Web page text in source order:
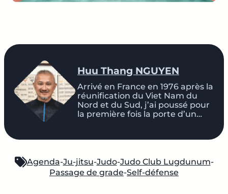
Huu Thang NGUYEN
Arrivé en France en 1976 après la
réunification du Viet Nam du
Nord et du Sud, j’ai poussé pour
la première fois la porte d’un…
Agenda-Ju-jitsu-Judo-Judo Club Lugdunum-
Passage de grade-Self-défense